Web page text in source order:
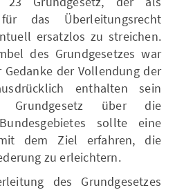
für das Überleitungsrecht
ersatzlos zu streichen.
des Grundgesetzes war
der Vollendung der
enthalten sein
über die
sollte eine
dem Ziel erfahren, die
zu erleichtern.
des Grundgesetzes